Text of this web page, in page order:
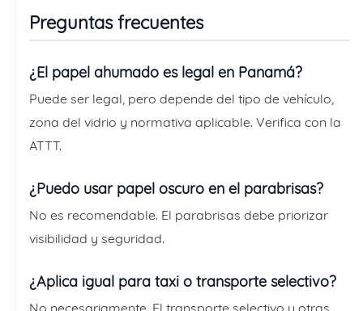
Preguntas frecuentes
¿El papel ahumado es legal en Panamá?
Puede ser legal, pero depende del tipo de vehículo,
zona del vidrio y normativa aplicable. Verifica con la
ATTT.
¿Puedo usar papel oscuro en el parabrisas?
No es recomendable. El parabrisas debe priorizar
visibilidad y seguridad.
¿Aplica igual para taxi o transporte selectivo?